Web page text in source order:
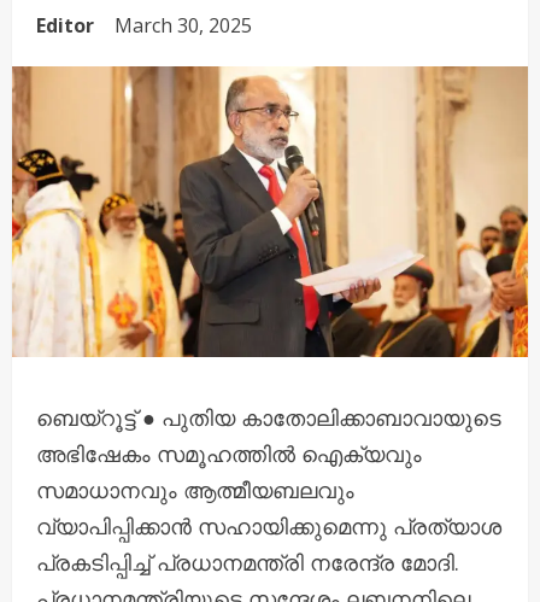
Editor March 30, 2025
ബെയ്റൂട്ട് ● പുതിയ കാതോലിക്കാബാവായുടെ
അഭിഷേകം സമൂഹത്തിൽ ഐക്യവും
സമാധാനവും ആത്മീയബലവും
വ്യാപിപ്പിക്കാൻ സഹായിക്കുമെന്നു പ്രത്യാശ
പ്രകടിപ്പിച്ച് പ്രധാനമന്ത്രി നരേന്ദ്ര മോദി.